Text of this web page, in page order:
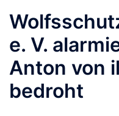
e. V.
Anton von
bedroht